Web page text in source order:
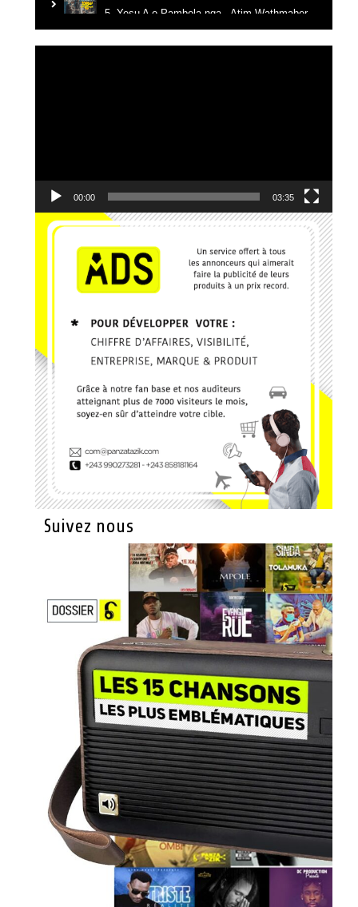
5. Yesu A o Pambola nga - Atim Wathmaber
6. Tikanga na yemba - Candy Mulamba
00:00 03:35
Suivez nous